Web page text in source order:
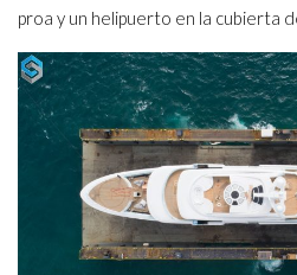
proa y un helipuerto en la cubierta